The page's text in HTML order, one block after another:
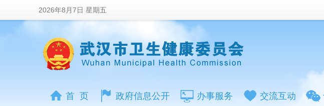
2026年8月7日 星期五
首 页 政府信息公开 办事服务 交流互动